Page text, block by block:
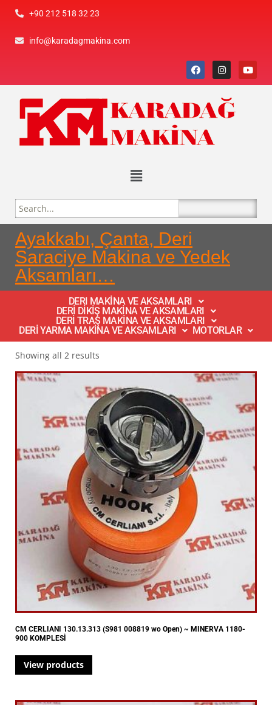
+90 212 518 32 23
info@karadagmakina.com
Ayakkabı, Çanta, Deri
Saraciye Makina ve Yedek
Aksamları…
DERI MAKİNA VE AKSAMLARI
DERİ DİKİŞ MAKİNA VE AKSAMLARI
DERİ TRAŞ MAKİNA VE AKSAMLARI
DERİ YARMA MAKİNA VE AKSAMLARI
MOTORLAR
Showing all 2 results
CM CERLIANI 130.13.313 (S981 008819 wo Open) ~ MINERVA 1180-
900 KOMPLESİ
View products